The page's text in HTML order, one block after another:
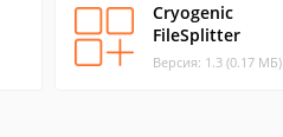
Cryogenic
FileSplitter
Версия: 1.3 (0.17 МБ)